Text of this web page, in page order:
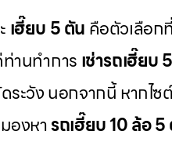
เฮี๊ยบ 5 ตัน คือตัวเลือ
านทำการ เช่ารถเฮี๊ยบ
ะวัง นอกจากนี้ หากไ
องหารถเฮี๊ยบ 10 ล้อ 5